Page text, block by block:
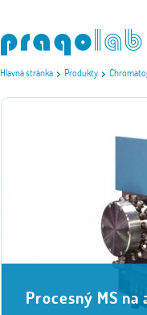
Hlavná stránka Produkty
Procesný MS